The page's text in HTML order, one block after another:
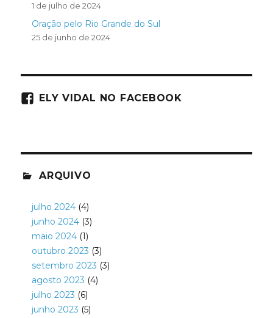
1 de julho de 2024
Oração pelo Rio Grande do Sul
25 de junho de 2024
ELY VIDAL NO FACEBOOK
ARQUIVO
julho 2024(4)
junho 2024(3)
maio 2024(1)
outubro 2023 (3)
setembro 2023 (3)
agosto 2023 (4)
julho 2023 (6)
junho 2023 (5)